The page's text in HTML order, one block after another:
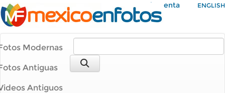
Mi Cuenta ENGLISH
Modernas
Antiguas
Antiguos